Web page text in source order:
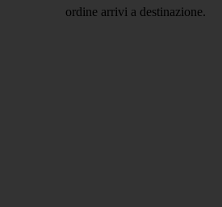
ordine arrivi a destinazione.